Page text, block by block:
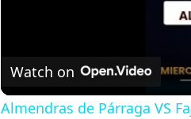
Watch on
Almendras de Párraga VS